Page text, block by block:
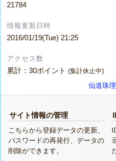
21784
情報更新日時
2016/01/19(Tue) 21:25
アクセス数
累計：30ポイント(集計休止中)
仙道珠
サイト情報の管理
こちらから登録データの更新、
パスワードの再発行、データの
削除ができます。